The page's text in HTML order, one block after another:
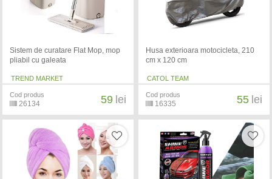
Sistem de curatare Flat Mop, mop
pliabil cu galeata
TREND MARKET
Cod produs
26134 59 lei
Husa exterioara motocicleta, 210
cm x 120 cm
CATOL TEAM
Cod produs
16335 55 lei